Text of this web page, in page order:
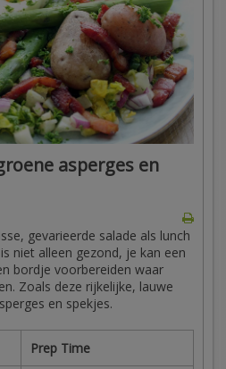
asperges en
gevarieerde salade als lunch
niet alleen gezond, je kan een
bordje voorbereiden waar
Zoals deze rijkelijke, lauwe
en spekjes.
Prep Time